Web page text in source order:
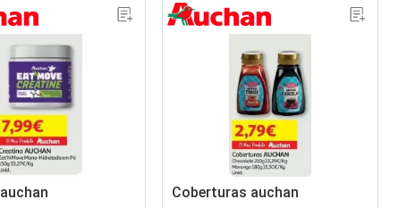
Coberturas auchan